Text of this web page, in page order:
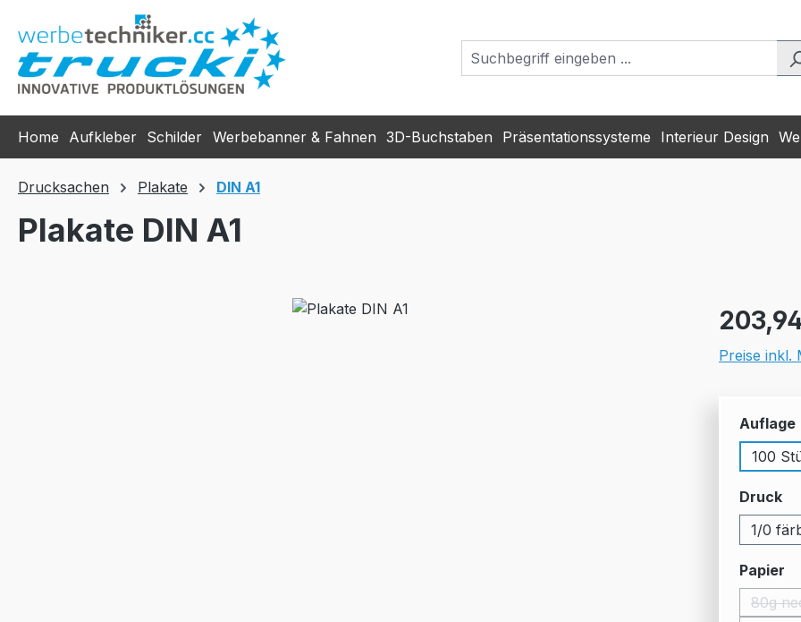
Hauptinhalt springen
Zur Suche springen
Zur Hauptnavigation springen
Home Aufkleber Schilder Werbebanner & Fahnen 3D-Buchstaben Präsentationssysteme Interieur Design
Drucksachen Plakate DIN A1
Plakate DIN A1
Regulärer
Preise inkl.
Auflage
100
Druck
1/0
Papier
80g